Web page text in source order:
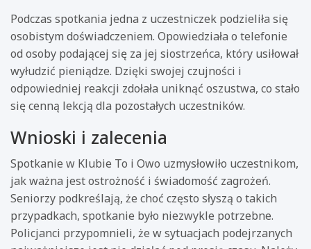
Podczas spotkania jedna z uczestniczek podzieliła się
osobistym doświadczeniem. Opowiedziała o telefonie
od osoby podającej się za jej siostrzeńca, który usiłował
wyłudzić pieniądze. Dzięki swojej czujności i
odpowiedniej reakcji zdołała uniknąć oszustwa, co stało
się cenną lekcją dla pozostałych uczestników.
Wnioski i zalecenia
Spotkanie w Klubie To i Owo uzmysłowiło uczestnikom,
jak ważna jest ostrożność i świadomość zagrożeń.
Seniorzy podkreślają, że choć często słyszą o takich
przypadkach, spotkanie było niezwykle potrzebne.
Policjanci przypomnieli, że w sytuacjach podejrzanych